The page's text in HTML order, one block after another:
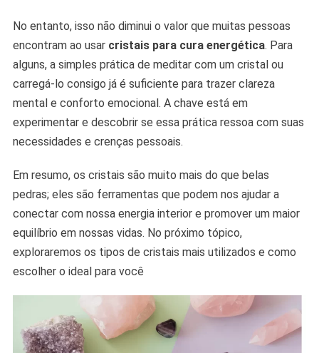
No entanto, isso não diminui o valor que muitas pessoas
encontram ao usar cristais para cura energética. Para
alguns, a simples prática de meditar com um cristal ou
carregá-lo consigo já é suficiente para trazer clareza
mental e conforto emocional. A chave está em
experimentar e descobrir se essa prática ressoa com suas
necessidades e crenças pessoais.
Em resumo, os cristais são muito mais do que belas
pedras; eles são ferramentas que podem nos ajudar a
conectar com nossa energia interior e promover um maior
equilíbrio em nossas vidas. No próximo tópico,
exploraremos os tipos de cristais mais utilizados e como
escolher o ideal para você